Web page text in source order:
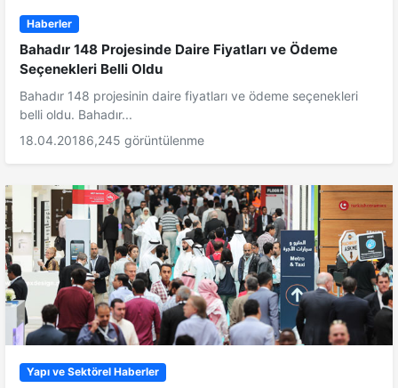
Haberler
Bahadır 148 Projesinde Daire Fiyatları ve Ödeme
Seçenekleri Belli Oldu
Bahadır 148 projesinin daire fiyatları ve ödeme seçenekleri
belli oldu. Bahadır...
18.04.20186,245 görüntülenme
Yapı ve Sektörel Haberler